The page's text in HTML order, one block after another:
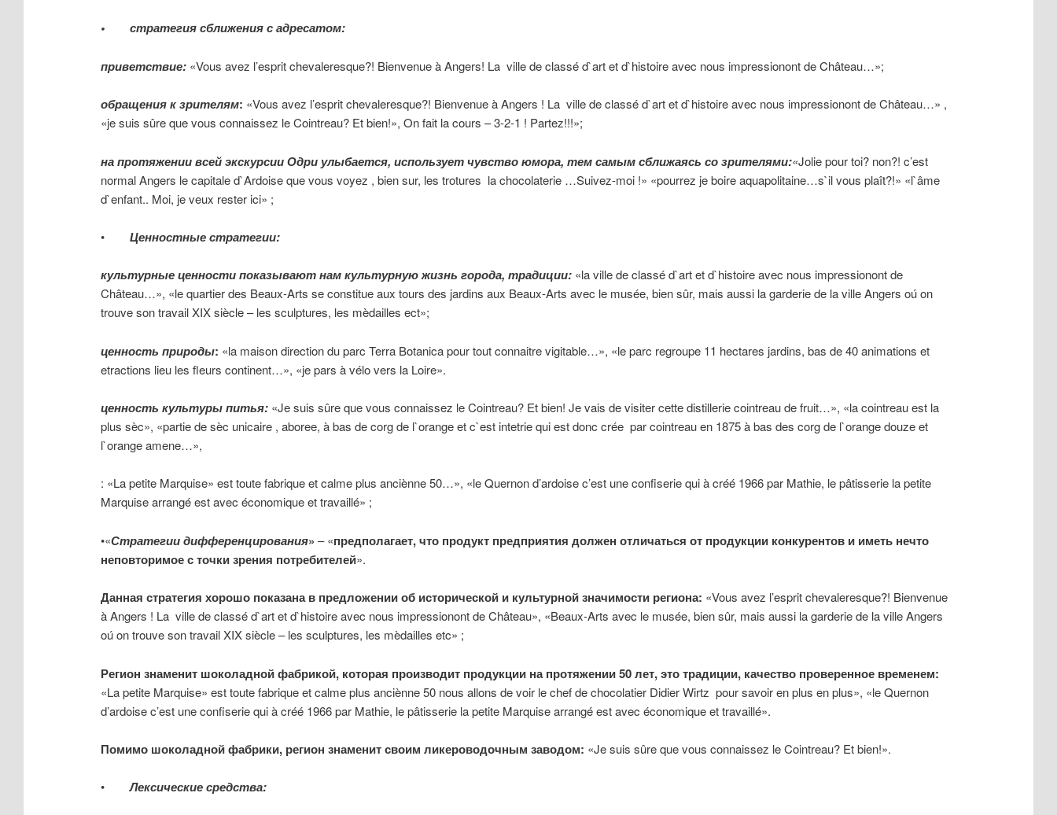
• стратегия сближения с адресатом:
приветствие:«Vous avez l’esprit chevaleresque?! Bienvenue à Angers! La ville de classé d`art et d`histoire avec nous impressionont de Château…»;
обращения к зрителям: «Vous avez l’esprit chevaleresque?! Bienvenue à Angers ! La ville de classé d`art et d`histoire avec nous impressionont de Château…» ,
«je suis sûre que vous connaissez le Cointreau? Et bien!», On fait la cours – 3-2-1 ! Partez!!!»;
на протяжении всей экскурсии Одри улыбается, использует чувство юмора, тем самым сближаясь со зрителями:«Jolie pour toi? non?! c’est
normal Angers le capitale d`Ardoise que vous voyez , bien sur, les trotures la chocolaterie …Suivez-moi !» «pourrez je boire aquapolitaine…s`il vous plaît?!» «l`âme
d`enfant.. Moi, je veux rester ici» ;
• Ценностные стратегии:
культурные ценности показывают нам культурнуюжизнь города, традиции:«la ville de classé d`art et d`histoire avec nous impressionont de
Château…», «le quartier des Beaux-Arts se constitue aux tours des jardins aux Beaux-Arts avec le musée, bien sûr, mais aussi la garderie de la ville Angers oú on
trouve son travail XIX siècle – les sculptures, les mèdailles ect»;
ценность природы: «la maison direction du parc Terra Botanica pour tout connaitre vigitable…», «le parc regroupe 11 hectares jardins, bas de 40 animations et
etractions lieu les fleurs continent…», «je pars à vélo vers la Loire».
ценность культуры питья: «Je suis sûre que vous connaissez le Cointreau? Et bien! Je vais de visiter cette distillerie cointreau de fruit…», «la cointreau est la
plus sèc», «partie de sèc unicaire , aboree, à bas de corg de l`orange et c`est intetrie qui est donc crée par cointreau en 1875 à bas des corg de l`orange douze et
l`orange amene…»,
: «La petite Marquise» est toute fabrique et calme plus anciènne 50…», «le Quernon d’ardoise c’est une confiserie qui à créé 1966 par Mathie, le pâtisserie la petite
Marquise arrangé est avec économique et travaillé» ;
•«Стратегии дифференцирования» – «предполагает, что продукт предприятия должен отличаться от продукции конкурентов и иметь нечто
неповторимое с точки зрения потребителей».
Данная стратегия хорошо показана в предложении об исторической и культурной значимости региона: «Vous avez l’esprit chevaleresque?! Bienvenue
à Angers ! La ville de classé d`art et d`histoire avec nous impressionont de Château», «Beaux-Arts avec le musée, bien sûr, mais aussi la garderie de la ville Angers
oú on trouve son travail XIX siècle – les sculptures, les mèdailles etc» ;
Регион знаменит шоколадной фабрикой, которая производит продукции на протяжении 50 лет, это традиции, качество проверенное временем:
«La petite Marquise» est toute fabrique et calme plus anciènne 50 nous allons de voir le chef de chocolatier Didier Wirtz pour savoir en plus en plus», «le Quernon
d’ardoise c’est une confiserie qui à créé 1966 par Mathie, le pâtisserie la petite Marquise arrangé est avec économique et travaillé».
Помимо шоколадной фабрики, регион знаменит своим ликероводочным заводом: «Je suis sûre que vous connaissez le Cointreau? Et bien!».
•Лексические средства: